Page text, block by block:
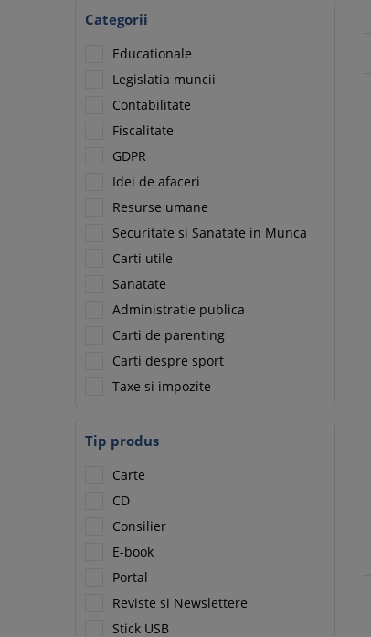
Categorii
Educationale
Legislatia muncii
Contabilitate
Fiscalitate
GDPR
Idei de afaceri
Resurse umane
Securitate si Sanatate in Munca
Carti utile
Sanatate
Administratie publica
Carti de parenting
Carti despre sport
Taxe si impozite
Tip produs
Carte
CD
Consilier
E-book
Portal
Reviste si Newslettere
Stick USB